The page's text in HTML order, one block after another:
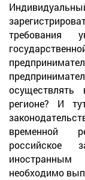
регионе? И
временной
российское
необходимо